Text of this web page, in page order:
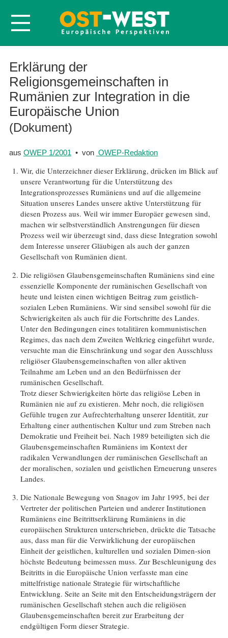
Startseite
Über OWEP
Volltexte
Probeheft
Nachbestellen
Abonnieren
Kontakt
Erklärung der
Religionsgemeinschaften in
Rumänien zur Integration in die
Europäische Union
(Dokument)
aus OWEP 1/2001 • von OWEP-Redaktion
Wir, die Unterzeichner dieser Erklärung, drücken im Blick auf
unsere Verantwortung für die Unterstützung des
Integrationsprozesses Rumäniens und auf die allgemeine
Situation unseres Landes unsere aktive Unterstützung für
diesen Prozess aus. Weil wir immer Europäer gewesen sind,
machen wir selbstverständlich Anstrengungen für diesen
Prozess weil wir überzeugt sind, dass diese Integration sowohl
dem Interesse unserer Gläubigen als auch der ganzen
Gesellschaft von Rumänien dient.
Die religiösen Glaubensgemeinschaften Rumäniens sind eine
essenzielle Komponente der rumänischen Gesellschaft von
heute und leisten einen wichtigen Beitrag zum geistlich-
sozialen Leben Rumäniens. Wir sind sensibel sowohl für die
Schwierigkeiten als auch für die Fortschritte des Landes.
Unter den Bedingungen eines totalitären kommunistischen
Regimes, das nach dem Zweiten Weltkrieg eingeführt wurde,
versuchte man die Einschränkung und sogar den Ausschluss
religiöser Glaubensgemeinschaften von aller aktiven
Teilnahme am Leben und an den Bedürfnissen der
rumänischen Gesellschaft.
Trotz dieser Schwierigkeiten hörte das religiöse Leben in
Rumänien nie auf zu existieren. Mehr noch, die religiösen
Gefühle trugen zur Aufrechterhaltung unserer Identität, zur
Erhaltung einer authentischen Kultur und zum Streben nach
Demokratie und Freiheit bei. Nach 1989 beteiligten sich die
Glaubensgemeinschaften Rumäniens im Kontext der
radikalen Verwandlungen der rumänischen Gesellschaft an
der moralischen, sozialen und geistlichen Erneuerung unseres
Landes.
Die Nationale Bewegung von Snagov im Jahr 1995, bei der
Vertreter der politischen Parteien und anderer Institutionen
Rumäniens eine Beitrittserklärung Rumäniens in die
europäischen Strukturen unterschrieben, drückte die Tatsache
aus, dass man für die Verwirklichung der europäischen
Einheit der geistlichen, kulturellen und sozialen Dimen-sion
höchste Bedeutung beimessen muss. Zur Beschleunigung des
Beitritts in die Europäische Union verfasste man eine
mittelfristige nationale Strategie für wirtschaftliche
Entwicklung. Seite an Seite mit den Entscheidungsträgern der
rumänischen Gesellschaft stehen auch die religiösen
Glaubensgemeinschaften bereit zur Erarbeitung der
endgültigen Form dieser Strategie.